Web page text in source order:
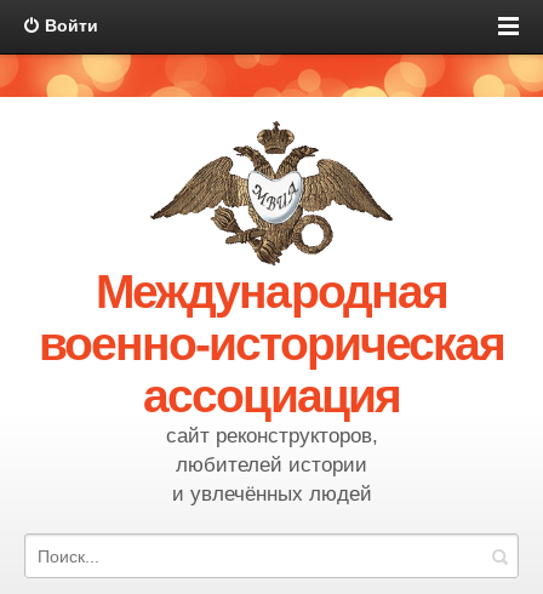
Войти
Международная
военно-историческая
ассоциация
сайт реконструкторов,
любителей истории
и увлечённых людей